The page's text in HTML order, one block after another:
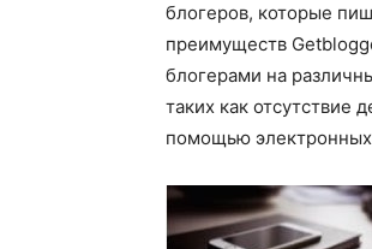
блогеров, которые
преимуществ
блогерами на
таких как отсутствие
помощью